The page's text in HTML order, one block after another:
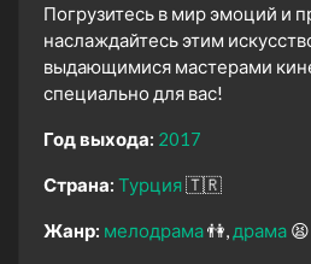
Погрузитесь в мир эмоций и
наслаждайтесь этим
выдающимися мастерами
специально для вас!
Год выхода: 2017
Страна: Турция🇹🇷
Жанр: мелодрама👫 драма 😫